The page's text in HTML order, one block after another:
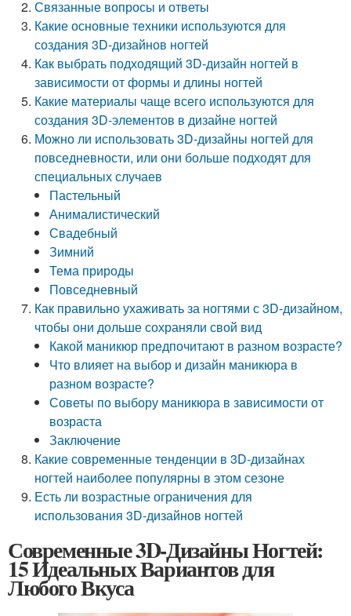
Связанные вопросы и ответы
Какие основные техники используются для
создания 3D-дизайнов ногтей
Как выбрать подходящий 3D-дизайн ногтей в
зависимости от формы и длины ногтей
Какие материалы чаще всего используются для
создания 3D-элементов в дизайне ногтей
Можно ли использовать 3D-дизайны ногтей для
повседневности, или они больше подходят для
специальных случаев
Пастельный
Анималистический
Свадебный
Зимний
Тема природы
Повседневный
Как правильно ухаживать за ногтями с 3D-дизайном,
чтобы они дольше сохраняли свой вид
Какой маникюр предпочитают в разном возрасте?
Что влияет на выбор и дизайн маникюра в
разном возрасте?
Советы по выбору маникюра в зависимости от
возраста
Заключение
Какие современные тенденции в 3D-дизайнах
ногтей наиболее популярны в этом сезоне
Есть ли возрастные ограничения для
использования 3D-дизайнов ногтей
Современные 3D-Дизайны Ногтей:
15 Идеальных Вариантов для
Любого Вкуса